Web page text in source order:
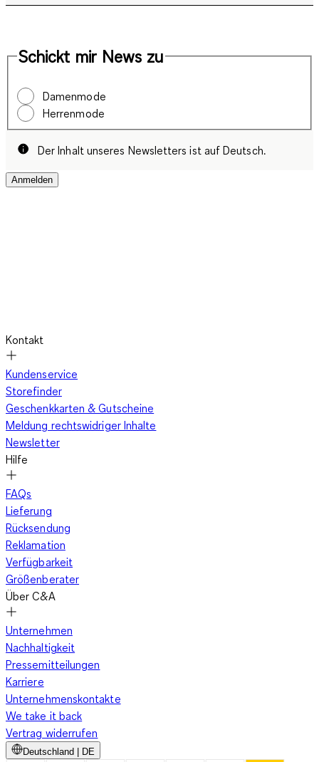
Schickt mir News zu
Damenmode
Herrenmode
Der Inhalt unseres Newsletters ist auf Deutsch.
Anmelden
Kontakt
Kundenservice
Storefinder
Geschenkkarten & Gutscheine
Meldung rechtswidriger Inhalte
Newsletter
Hilfe
FAQs
Lieferung
Rücksendung
Reklamation
Verfügbarkeit
Größenberater
Über C&A
Unternehmen
Nachhaltigkeit
Pressemitteilungen
Karriere
Unternehmenskontakte
We take it back
Vertrag widerrufen
Deutschland | DE